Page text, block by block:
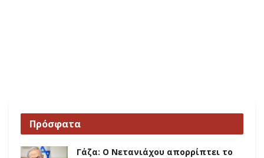
Πρόσφατα
Γάζα: Ο Νετανιάχου απορρίπτει το